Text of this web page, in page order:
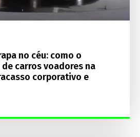
no céu: como o
carros voadores na
corporativo e